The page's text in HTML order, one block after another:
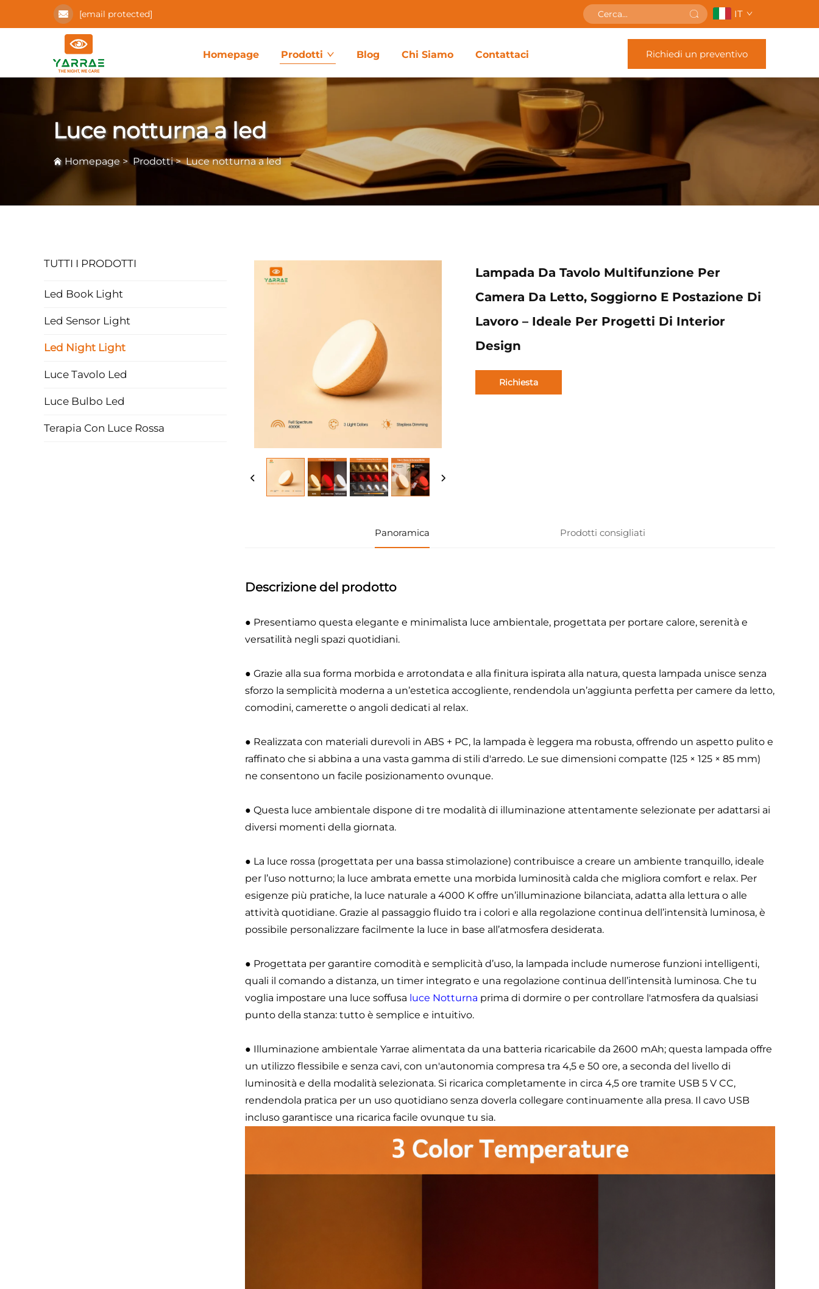
[email protected] IT
Homepage Prodotti Blog Chi Siamo Contattaci Richiedi un preventivo
Luce notturna a led
Homepage > Prodotti>Luce notturna a led
TUTTI I PRODOTTI
Led Book Light
Led Sensor Light
Led Night Light
Luce Tavolo Led
Luce Bulbo Led
Terapia Con Luce Rossa
Lampada Da Tavolo Multifunzione Per
Camera Da Letto, Soggiorno E Postazione Di
Lavoro – Ideale Per Progetti Di Interior
Design
Richiesta
Panoramica Prodotti consigliati
Descrizione del prodotto
● Presentiamo questa elegante e minimalista luce ambientale, progettata per portare calore, serenità e
versatilità negli spazi quotidiani.
● Grazie alla sua forma morbida e arrotondata e alla finitura ispirata alla natura, questa lampada unisce senza
sforzo la semplicità moderna a un’estetica accogliente, rendendola un’aggiunta perfetta per camere da letto,
comodini, camerette o angoli dedicati al relax.
● Realizzata con materiali durevoli in ABS + PC, la lampada è leggera ma robusta, offrendo un aspetto pulito e
raffinato che si abbina a una vasta gamma di stili d'arredo. Le sue dimensioni compatte (125 × 125 × 85 mm)
ne consentono un facile posizionamento ovunque.
● Questa luce ambientale dispone di tre modalità di illuminazione attentamente selezionate per adattarsi ai
diversi momenti della giornata.
● La luce rossa (progettata per una bassa stimolazione) contribuisce a creare un ambiente tranquillo, ideale
per l’uso notturno; la luce ambrata emette una morbida luminosità calda che migliora comfort e relax. Per
esigenze più pratiche, la luce naturale a 4000 K offre un’illuminazione bilanciata, adatta alla lettura o alle
attività quotidiane. Grazie al passaggio fluido tra i colori e alla regolazione continua dell’intensità luminosa, è
possibile personalizzare facilmente la luce in base all’atmosfera desiderata.
● Progettata per garantire comodità e semplicità d’uso, la lampada include numerose funzioni intelligenti,
quali il comando a distanza, un timer integrato e una regolazione continua dell’intensità luminosa. Che tu
voglia impostare una luce soffusa luce Notturna prima di dormire o per controllare l'atmosfera da qualsiasi
punto della stanza: tutto è semplice e intuitivo.
● Illuminazione ambientale Yarrae alimentata da una batteria ricaricabile da 2600 mAh; questa lampada offre
un utilizzo flessibile e senza cavi, con un'autonomia compresa tra 4,5 e 50 ore, a seconda del livello di
luminosità e della modalità selezionata. Si ricarica completamente in circa 4,5 ore tramite USB 5 V CC,
rendendola pratica per un uso quotidiano senza doverla collegare continuamente alla presa. Il cavo USB
incluso garantisce una ricarica facile ovunque tu sia.